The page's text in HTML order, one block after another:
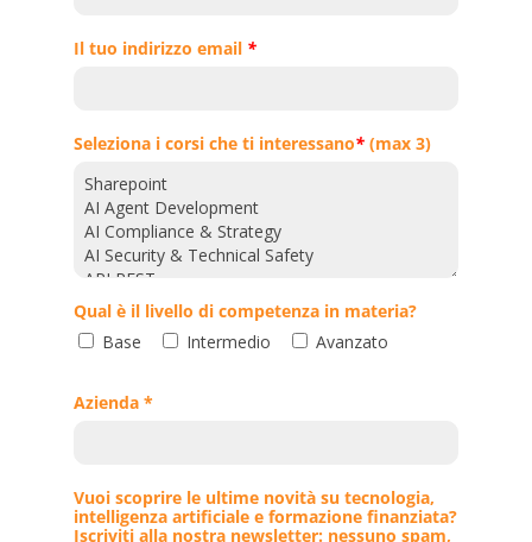
Il tuo indirizzo email *
Seleziona i corsi che ti interessano* (max 3)
Qual è il livello di competenza in materia?
Base
Intermedio Avanzato
Azienda *
Vuoi scoprire le ultime novità su tecnologia,
intelligenza artificiale e formazione finanziata?
Iscriviti alla nostra newsletter: nessuno spam,